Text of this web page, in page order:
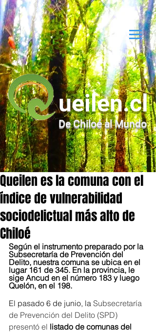
ueilen.cl
De Chiloé al Mundo
Queilen es la comuna con el
índice de vulnerabilidad
sociodelictual más alto de
Chiloé
Según el instrumento preparado por la
Subsecretaría de Prevención del
Delito, nuestra comuna se ubica en el
lugar 161 de 345. En la provincia, le
sige Ancud en el número 183 y luego
Quelón, en el 198.
El pasado 6 de junio, la Subsecretaría
de Prevención del Delito (SPD)
presentó el listado de comunas del